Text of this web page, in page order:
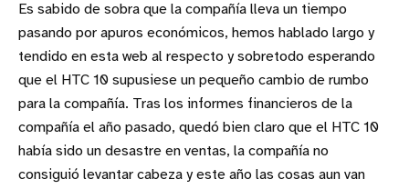
Es sabido de sobra que la compañía lleva un tiempo
pasando por apuros económicos, hemos hablado largo y
tendido en esta web al respecto y sobretodo esperando
que el HTC 10 supusiese un pequeño cambio de rumbo
para la compañía. Tras los informes financieros de la
compañía el año pasado, quedó bien claro que el HTC 10
había sido un desastre en ventas, la compañía no
consiguió levantar cabeza y este año las cosas aun van